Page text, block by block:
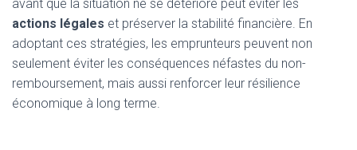
avant que la situation ne se détériore peut éviter les
actions légales et préserver la stabilité financière. En
adoptant ces stratégies, les emprunteurs peuvent non
seulement éviter les conséquences néfastes du non-
remboursement, mais aussi renforcer leur résilience
économique à long terme.